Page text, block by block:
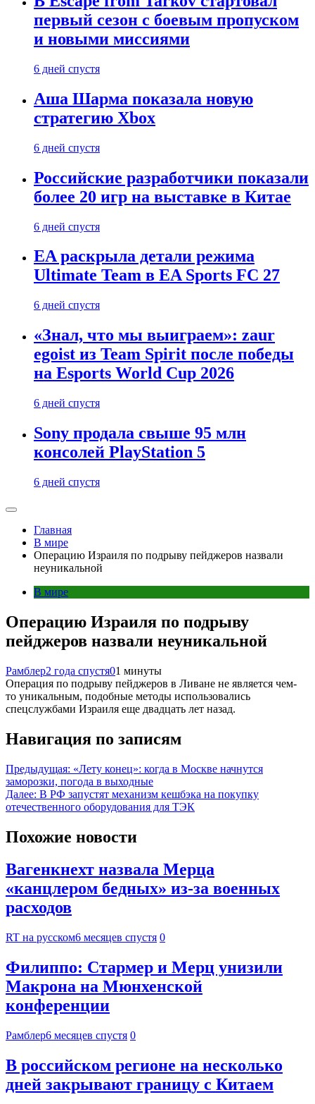
первый сезон с боевым пропуском
и новыми миссиями
6 дней спустя
Аша Шарма показала новую
стратегию Xbox
6 дней спустя
Российские разработчики показали
более 20 игр на выставке в Китае
6 дней спустя
EA раскрыла детали режима
Ultimate Team в EA Sports FC 27
6 дней спустя
«Знал, что мы выиграем»: zaur
egoist из Team Spirit после победы
на Esports World Cup 2026
6 дней спустя
Sony продала свыше 95 млн
консолей PlayStation 5
6 дней спустя
Главная
В мире
Операцию Израиля по подрыву пейджеров назвали
неуникальной
В мире
Операцию Израиля по подрыву
пейджеров назвали неуникальной
Рамблер2 года спустя01 минуты
Операция по подрыву пейджеров в Ливане не является чем-
то уникальным, подобные методы использовались
спецслужбами Израиля еще двадцать лет назад.
Навигация по записям
Предыдущая: «Лету конец»: когда в Москве начнутся
заморозки, погода в выходные
Далее: В РФ запустят механизм кешбэка на покупку
отечественного оборудования для ТЭК
Похожие новости
Вагенкнехт назвала Мерца
«канцлером бедных» из-за военных
расходов
RT на русском6 месяцев спустя 0
Филиппо: Стармер и Мерц унизили
Макрона на Мюнхенской
конференции
Рамблер6 месяцев спустя 0
В российском регионе на несколько
дней закрывают границу с Китаем